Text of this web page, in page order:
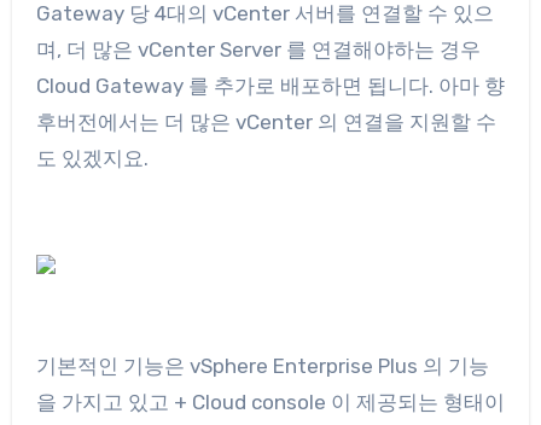
Gateway 당 4대의 vCenter 서버를 연결할 수 있으
며, 더 많은 vCenter Server 를 연결해야하는 경우
Cloud Gateway 를 추가로 배포하면 됩니다. 아마 향
후버전에서는 더 많은 vCenter 의 연결을 지원할 수
도 있겠지요.
기본적인 기능은 vSphere Enterprise Plus 의 기능
을 가지고 있고 + Cloud console 이 제공되는 형태이